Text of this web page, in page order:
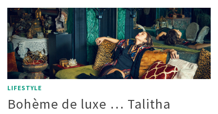
LIFESTYLE
Bohème de luxe … Talitha